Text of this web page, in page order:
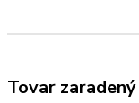
Tovar